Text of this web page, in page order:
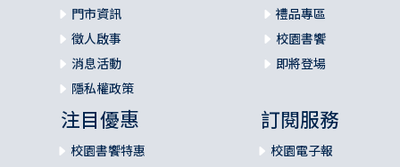
門市資訊
徵人啟事
消息活動
隱私權政策
禮品專區
校園書饗
即將登場
注目優惠
校園書饗特惠
訂閱服務
校園電子報